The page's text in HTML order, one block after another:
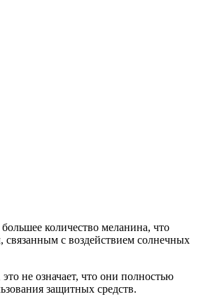
количество меланина, что
связанным с воздействием солнечных
не означает, что они полностью
защитных средств.